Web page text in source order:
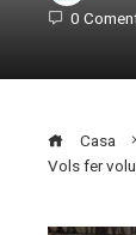
0
Casa
Vols fer